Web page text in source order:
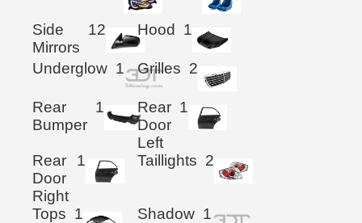
Side
Mirrors
12 Hood 1
Underglow 1 Grilles 2
Rear
Bumper
1
Rear
Door
Left
1
Rear
Door
Right
1 Taillights 2
Tops 1 Shadow 1